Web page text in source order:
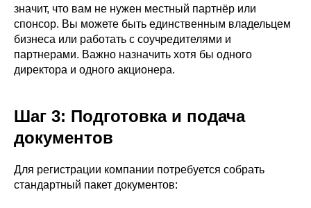
значит, что вам не нужен местный партнёр или
спонсор. Вы можете быть единственным владельцем
бизнеса или работать с соучредителями и
партнерами. Важно назначить хотя бы одного
директора и одного акционера.
Шаг 3: Подготовка и подача
документов
Для регистрации компании потребуется собрать
стандартный пакет документов: